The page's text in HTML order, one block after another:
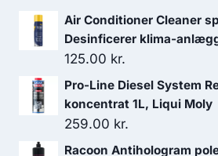
3,299.00
Air Conditioner Cleaner
Desinficerer klima-
125.00 kr.
Pro-Line Diesel System
koncentrat 1L, Liqui Moly
259.00 kr.
Racoon Antihologram